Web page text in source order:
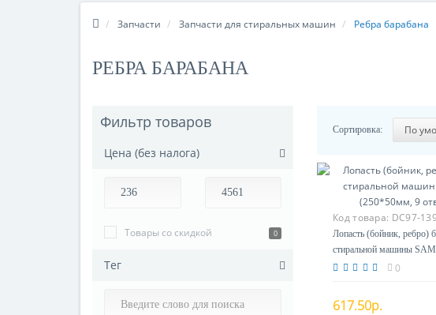
Запчасти Запчасти для стиральных машин Ребра барабана
РЕБРА БАРАБАНА
Фильтр товаров
Цена (без налога)
Товары со скидкой 0
Тег
Сортировка:
Код товара: DC97-
Лопасть (бойник, ребро)
стиральной машины
(250*50мм, 9 отверстий)
0
617.50р.